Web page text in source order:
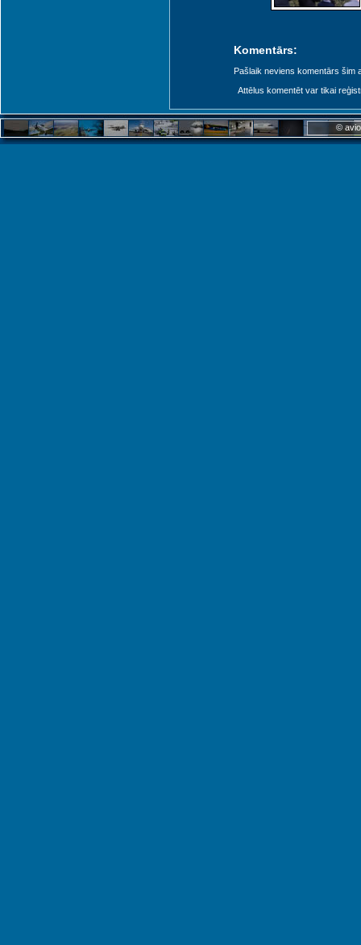
Komentārs:
Pašlaik neviens komentārs šim
Attēlus komentēt var tikai
©